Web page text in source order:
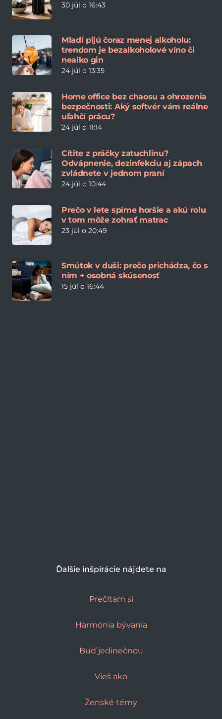
30 júl o 16:43
Mladí pijú čoraz menej alkoholu:
trendom je bezalkoholové víno či
nealko gin
24 júl o 13:35
Home office bez chaosu a ohrozenia
bezpečnosti: Aký softvér vám reálne
uľahčí prácu?
24 júl o 11:14
Cítite z práčky zatuchlinu?
Odvápnenie, dezinfekciu aj zápach
zvládnete v jednom praní
24 júl o 10:44
Prečo v lete spíme horšie a akú rolu
v tom môže zohrať matrac
23 júl o 20:49
Smútok v duši: prečo prichádza, čo s
ním + osobná skúsenosť
15 júl o 16:44
Ďalšie inšpirácie nájdete na
Prečítam si
Harmónia bývania
Buď jedinečnou
Vieš ako
Ženské témy